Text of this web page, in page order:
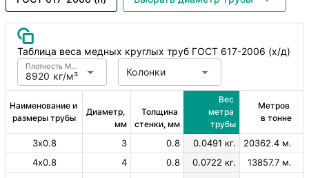
Таблица веса медных круглых труб ГОСТ 617-2006 (х/д)
8920 кг/м³
Плотность Медь Колонки
Наименование и
размеры трубы
Диаметр,
мм
Толщина
стенки, мм
Вес
метра
трубы
Метров
в тонне
3х0.8 3 0.8 0.0491 кг.
20362.4 м.
4х0.8
4 0.8 0.0722 кг.
13857.7 м.